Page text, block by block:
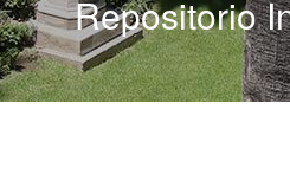
Repositorio